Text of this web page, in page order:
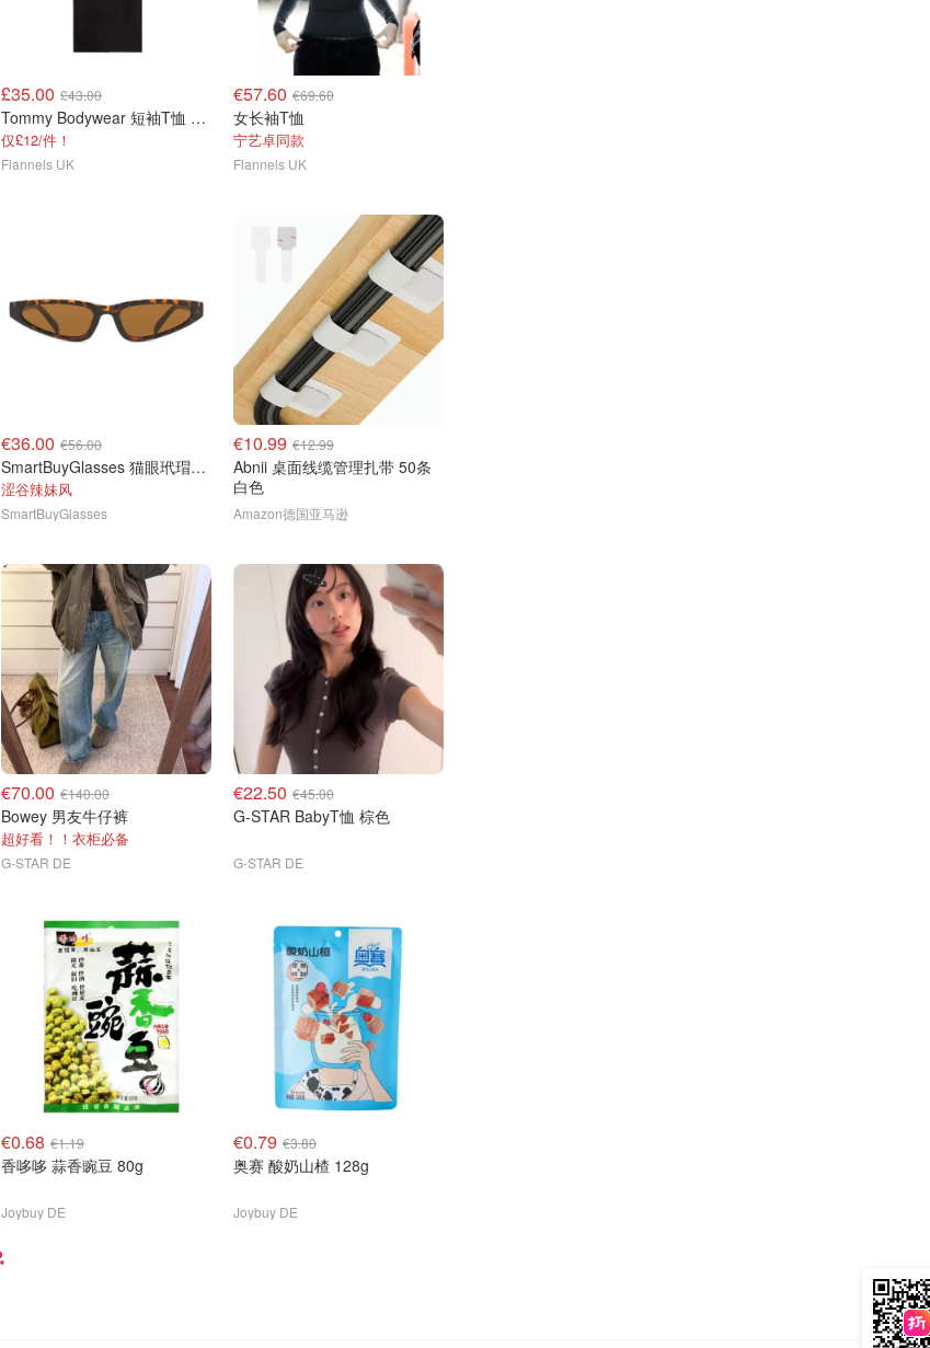
£35.00 £43.00
Tommy Bodywear 短袖T恤 3件装
仅£12/件！
Flannels UK
€57.60 €69.60
女长袖T恤
宁艺卓同款
Flannels UK
€36.00 €56.00
SmartBuyGlasses 猫眼玳瑁色太阳镜
涩谷辣妹风
SmartBuyGlasses
€10.99 €12.99
Abnii 桌面线缆管理扎带 50条
白色
Amazon德国亚马逊
€70.00 €140.00
Bowey 男友牛仔裤
超好看！！衣柜必备
G-STAR DE
€22.50 €45.00
G-STAR BabyT恤 棕色
G-STAR DE
€0.68 €1.19
香哆哆 蒜香豌豆 80g
Joybuy DE
€0.79 €3.80
奥赛 酸奶山楂 128g
Joybuy DE